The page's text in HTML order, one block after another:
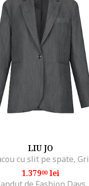
LIU JO
cu slit pe spate, Gri
1.37900lei